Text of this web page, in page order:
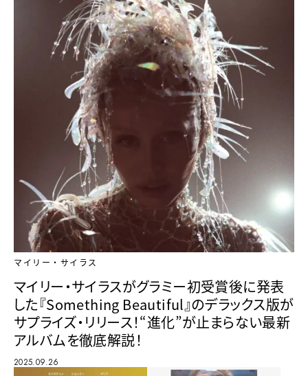
マイリー・サイラス
マイリー・サイラスがグラミー初受賞後に発表
した『Something Beautiful』のデラックス版が
サプライズ・リリース！“進化”が止まらない最新
アルバムを徹底解説！
2025.09.26